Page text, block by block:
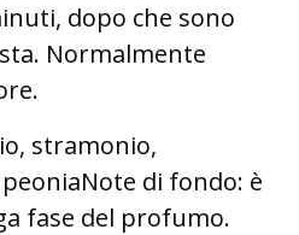
dopo che sono
Normalmente
stramonio,
di fondo: è
fase del profumo.